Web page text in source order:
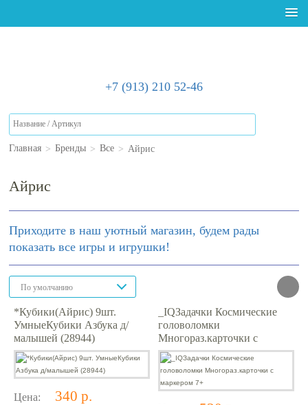
+7 (913) 210 52-46
Главная > Бренды > Все > Айрис
Айрис
Приходите в наш уютный магазин, будем рады
показать все игры и игрушки!
По умолчанию
*Кубики(Айрис) 9шт.
УмныеКубики Азбука д/
малышей (28944)
Цена: 340 р.
_IQЗадачки Космические
головоломки
Многораз.карточки с
маркером 7+